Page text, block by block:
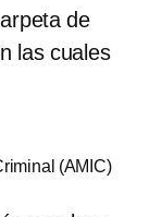
de
las cuales
(AMIC)